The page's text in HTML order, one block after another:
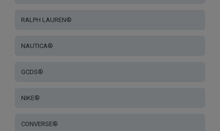
RALPH LAUREN®
NAUTICA®
GCDS®
NIKE®
CONVERSE®